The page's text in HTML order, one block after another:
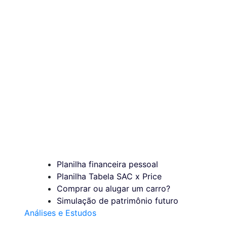
Planilha financeira pessoal
Planilha Tabela SAC x Price
Comprar ou alugar um carro?
Simulação de patrimônio futuro
Análises e Estudos